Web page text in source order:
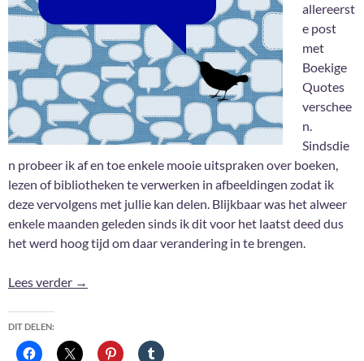
allereerst
e post
met
Boekige
Quotes
verschee
n.
Sindsdie
n probeer ik af en toe enkele mooie uitspraken over boeken,
lezen of bibliotheken te verwerken in afbeeldingen zodat ik
deze vervolgens met jullie kan delen. Blijkbaar was het alweer
enkele maanden geleden sinds ik dit voor het laatst deed dus
het werd hoog tijd om daar verandering in te brengen.
Lees verder Boekige quotes #11
→
DIT DELEN: